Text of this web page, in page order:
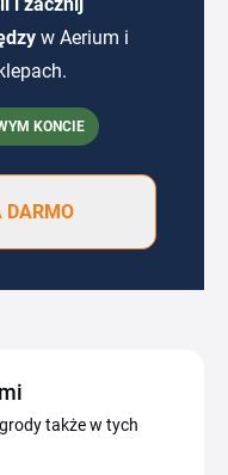
w Aerium i
KONCIE
także w tych